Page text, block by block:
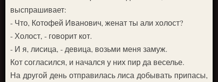
выспрашивает:
- Что, Котофей Иванович, женат ты али холост?
- Холост, - говорит кот.
- И я, лисица, - девица, возьми меня замуж.
Кот согласился, и начался у них пир да веселье.
На другой день отправилась лиса добывать припасы,